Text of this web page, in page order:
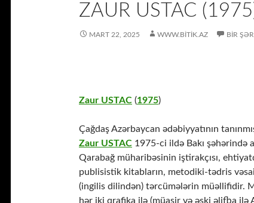
ZAUR USTAC
MART 22, 2025 WWW.BITIK.AZ BIR
Zaur USTAC (1975)
Çağdaş Azərbaycan ədəbiyyatının
Zaur USTAC 1975-ci ildə Bakı şəhərində
Qarabağ müharibəsinin iştirakçısı,
publisistik kitabların, metodiki-tədris
(ingilis dilindən) tərcümələrin müəllifidir.
hər iki qrafika ilə (müasir və əski əlifba ilə